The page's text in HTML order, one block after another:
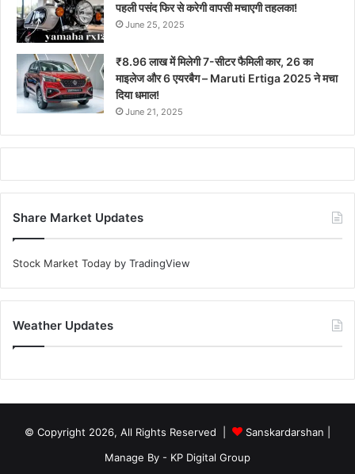
पहली पसंद फिर से करेगी वापसी मचाएगी तहलका!
June 25, 2025
₹8.96 लाख में मिलेगी 7-सीटर फैमिली कार, 26 का
माइलेज और 6 एयरबैग – Maruti Ertiga 2025 ने मचा
दिया धमाल!
June 21, 2025
Share Market Updates
Stock Market Today by TradingView
Weather Updates
© Copyright 2026, All Rights Reserved | Sanskardarshan
Manage By - KP Digital Group